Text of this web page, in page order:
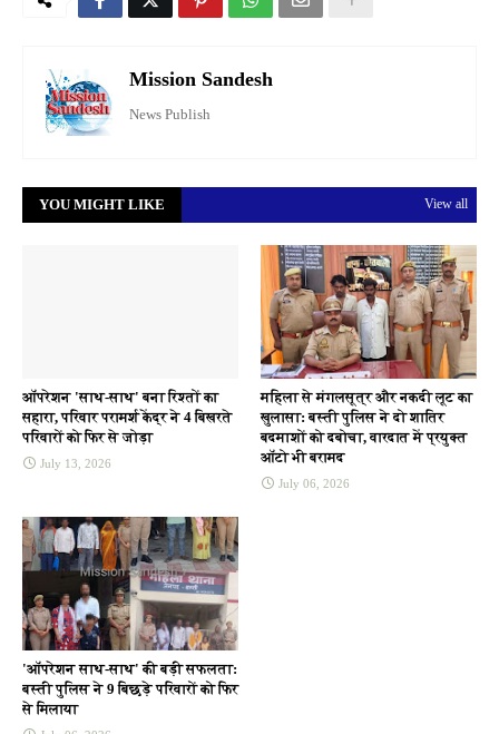
Mission Sandesh
News Publish
YOU MIGHT LIKE View all
ऑपरेशन 'साथ-साथ' बना रिश्तों का
सहारा, परिवार परामर्श केंद्र ने 4 बिखरते
परिवारों को फिर से जोड़ा
July 13, 2026
महिला से मंगलसूत्र और नकदी लूट का
खुलासा: बस्ती पुलिस ने दो शातिर
बदमाशों को दबोचा, वारदात में प्रयुक्त
ऑटो भी बरामद
July 06, 2026
'ऑपरेशन साथ-साथ' की बड़ी सफलता:
बस्ती पुलिस ने 9 बिछड़े परिवारों को फिर
से मिलाया